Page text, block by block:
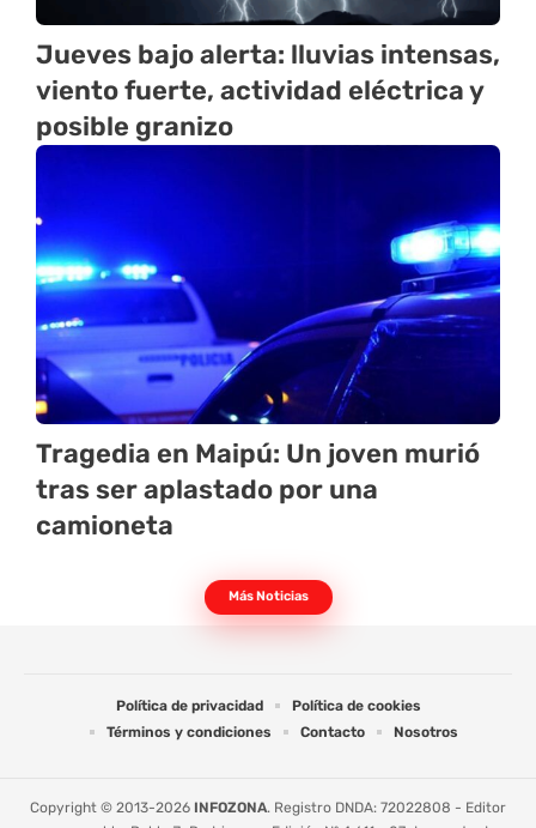
Jueves bajo alerta: lluvias intensas,
viento fuerte, actividad eléctrica y
posible granizo
Tragedia en Maipú: Un joven murió
tras ser aplastado por una
camioneta
Más Noticias
Política de privacidad
Política de cookies
Términos y condiciones
Contacto Nosotros
Copyright © 2013-2026 INFOZONA. Registro DNDA: 72022808 - Editor